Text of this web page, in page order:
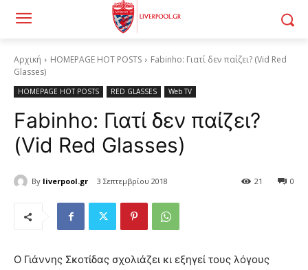
Αρχική HOMEPAGE HOT POSTS
Fabinho: Γιατί δεν παίζει? (Vid Red
Glasses)
HOMEPAGE HOT POSTS RED GLASSES Web TV
Fabinho: Γιατί δεν παίζει?
(Vid Red Glasses)
By liverpool.gr 3 Σεπτεμβρίου 2018 0
21
Ο Γιάννης Σκοτίδας σχολιάζει κι εξηγεί τους λόγους